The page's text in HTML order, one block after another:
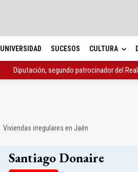
UNIVERSIDAD SUCESOS CULTURA
Diputación, segundo patrocinador del
Viviendas irregulares en Jaén
Santiago Donaire